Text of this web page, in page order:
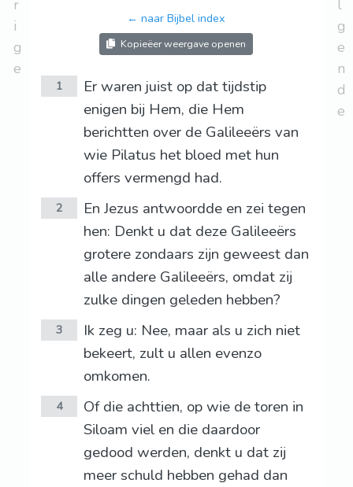
r
i
g
e
← naar Bijbel index
Kopieëer weergave openen
1
Er waren juist op dat tijdstip
enigen bij Hem, die Hem
berichtten over de Galileeërs van
wie Pilatus het bloed met hun
offers vermengd had.
2
En Jezus antwoordde en zei tegen
hen: Denkt u dat deze Galileeërs
grotere zondaars zijn geweest dan
alle andere Galileeërs, omdat zij
zulke dingen geleden hebben?
3
Ik zeg u: Nee, maar als u zich niet
bekeert, zult u allen evenzo
omkomen.
4
Of die achttien, op wie de toren in
Siloam viel en die daardoor
gedood werden, denkt u dat zij
meer schuld hebben gehad dan
l
g
e
n
d
e